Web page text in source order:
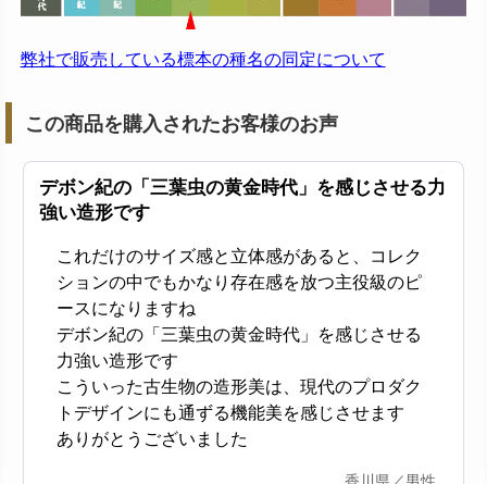
弊社で販売している標本の種名の同定について
この商品を購入されたお客様のお声
デボン紀の「三葉虫の黄金時代」を感じさせる力
強い造形です
これだけのサイズ感と立体感があると、コレク
ションの中でもかなり存在感を放つ主役級のピ
ースになりますね
デボン紀の「三葉虫の黄金時代」を感じさせる
力強い造形です
こういった古生物の造形美は、現代のプロダク
トデザインにも通ずる機能美を感じさせます
ありがとうございました